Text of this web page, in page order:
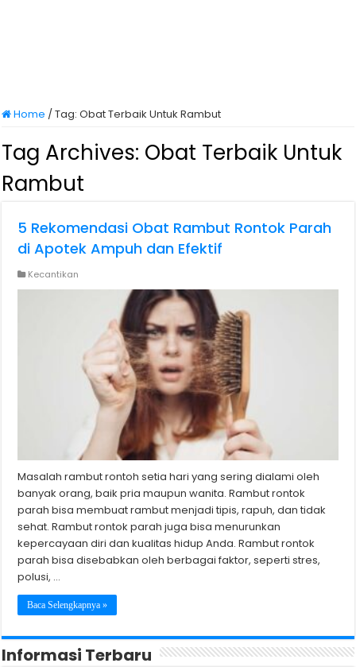
Home /Tag:Obat Terbaik Untuk Rambut
Tag Archives: Obat Terbaik Untuk
Rambut
5 Rekomendasi Obat Rambut Rontok Parah
di Apotek Ampuh dan Efektif
Kecantikan
Masalah rambut rontoh setia hari yang sering dialami oleh
banyak orang, baik pria maupun wanita. Rambut rontok
parah bisa membuat rambut menjadi tipis, rapuh, dan tidak
sehat. Rambut rontok parah juga bisa menurunkan
kepercayaan diri dan kualitas hidup Anda. Rambut rontok
parah bisa disebabkan oleh berbagai faktor, seperti stres,
polusi, …
Baca Selengkapnya »
Informasi Terbaru